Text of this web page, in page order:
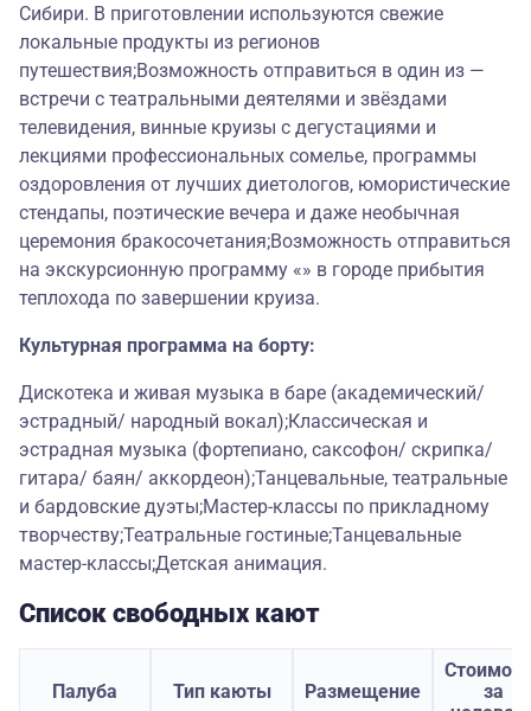
Сибири. В приготовлении используются свежие
локальные продукты из регионов
путешествия;Возможность отправиться в один из —
встречи с театральными деятелями и звёздами
телевидения, винные круизы с дегустациями и
лекциями профессиональных сомелье, программы
оздоровления от лучших диетологов, юмористические
стендапы, поэтические вечера и даже необычная
церемония бракосочетания;Возможность отправиться
на экскурсионную программу «» в городе прибытия
теплохода по завершении круиза.
Культурная программа на борту:
Дискотека и живая музыка в баре (академический/
эстрадный/ народный вокал);Классическая и
эстрадная музыка (фортепиано, саксофон/ скрипка/
гитара/ баян/ аккордеон);Танцевальные, театральные
и бардовские дуэты;Мастер-классы по прикладному
творчеству;Театральные гостиные;Танцевальные
мастер-классы;Детская анимация.
Список свободных кают
Палуба Тип каюты Размещение
за